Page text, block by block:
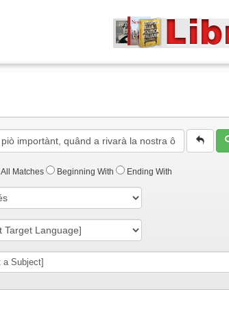
All Matches Beginning With Ending With